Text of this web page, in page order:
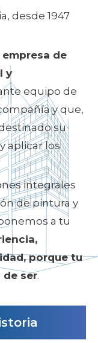
desde 1947
empresa de
y
equipo de
y que,
su
aplicar los
integrales
de pintura y
a tu
, porque tu
de ser.